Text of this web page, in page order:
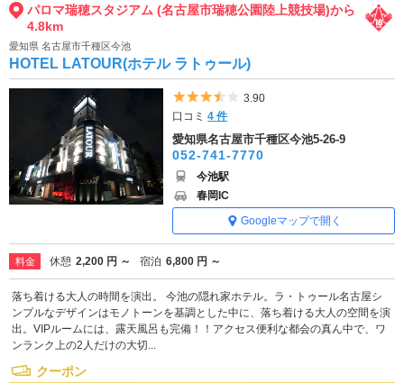
パロマ瑞穂スタジアム (名古屋市瑞穂公園陸上競技場)から
4.8km
愛知県 名古屋市千種区今池
HOTEL LATOUR(ホテル ラトゥール)
5つ星のうち3.5
3.90
口コミ4 件
愛知県名古屋市千種区今池5-26-9
052-741-7770
今池駅
春岡IC
Googleマップで開く
料金 休憩 2,200 円 ～ 宿泊 6,800 円 ～
落ち着ける大人の時間を演出。 今池の隠れ家ホテル。ラ・トゥール名古屋シ
ンプルなデザインはモノトーンを基調とした中に、落ち着ける大人の空間を演
出。VIPルームには、露天風呂も完備！！アクセス便利な都会の真ん中で、ワ
ンランク上の2人だけの大切...
クーポン